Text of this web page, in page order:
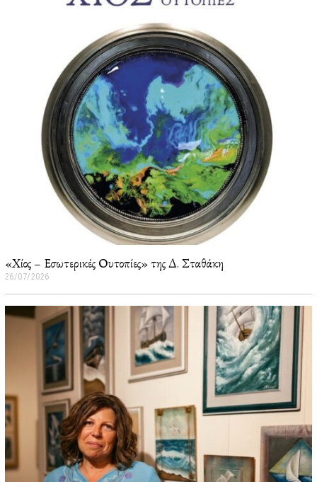
«Χίος – Εσωτερικές Ουτοπίες» της Δ. Σταθάκη
26/07/2026